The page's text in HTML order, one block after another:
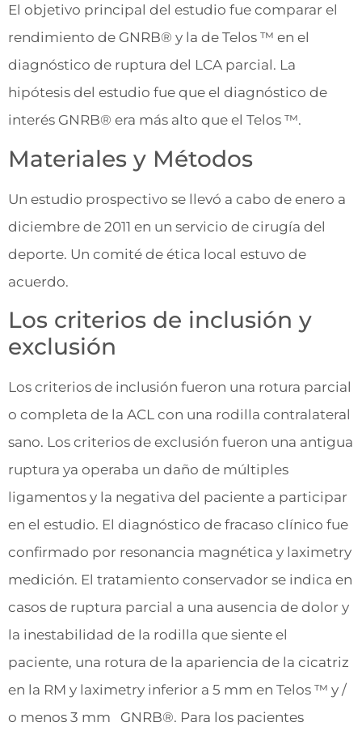
El objetivo principal del estudio fue comparar el
rendimiento de GNRB® y la de Telos ™ en el
diagnóstico de ruptura del LCA parcial. La
hipótesis del estudio fue que el diagnóstico de
interés GNRB® era más alto que el Telos ™.
Materiales y Métodos
Un estudio prospectivo se llevó a cabo de enero a
diciembre de 2011 en un servicio de cirugía del
deporte. Un comité de ética local estuvo de
acuerdo.
Los criterios de inclusión y
exclusión
Los criterios de inclusión fueron una rotura parcial
o completa de la ACL con una rodilla contralateral
sano. Los criterios de exclusión fueron una antigua
ruptura ya operaba un daño de múltiples
ligamentos y la negativa del paciente a participar
en el estudio. El diagnóstico de fracaso clínico fue
confirmado por resonancia magnética y laximetry
medición. El tratamiento conservador se indica en
casos de ruptura parcial a una ausencia de dolor y
la inestabilidad de la rodilla que siente el
paciente, una rotura de la apariencia de la cicatriz
en la RM y laximetry inferior a 5 mm en Telos ™ y /
o menos 3 mm GNRB®. Para los pacientes